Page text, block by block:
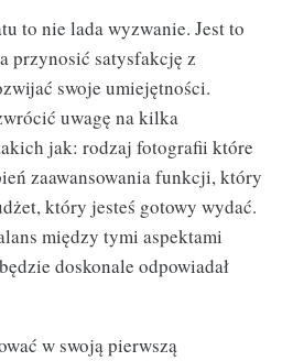
to nie lada wyzwanie. Jest to
przynosić satysfakcję z
swoje umiejętności.
uwagę na kilka
jak: rodzaj fotografii które
zaawansowania funkcji, który
który jesteś gotowy wydać.
między tymi aspektami
doskonale odpowiadał
w swoją pierwszą